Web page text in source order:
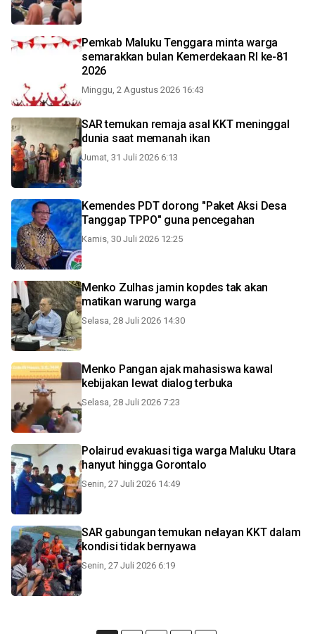
Pemkab Maluku Tenggara minta warga
semarakkan bulan Kemerdekaan RI ke-81
2026
Minggu, 2 Agustus 2026 16:43
SAR temukan remaja asal KKT meninggal
dunia saat memanah ikan
Jumat, 31 Juli 2026 6:13
Kemendes PDT dorong "Paket Aksi Desa
Tanggap TPPO" guna pencegahan
Kamis, 30 Juli 2026 12:25
Menko Zulhas jamin kopdes tak akan
matikan warung warga
Selasa, 28 Juli 2026 14:30
Menko Pangan ajak mahasiswa kawal
kebijakan lewat dialog terbuka
Selasa, 28 Juli 2026 7:23
Polairud evakuasi tiga warga Maluku Utara
hanyut hingga Gorontalo
Senin, 27 Juli 2026 14:49
SAR gabungan temukan nelayan KKT dalam
kondisi tidak bernyawa
Senin, 27 Juli 2026 6:19